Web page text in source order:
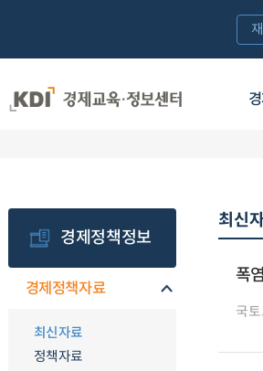
경제정책정보
경제정책자료
최신자료
정책자료
최신
폭
국